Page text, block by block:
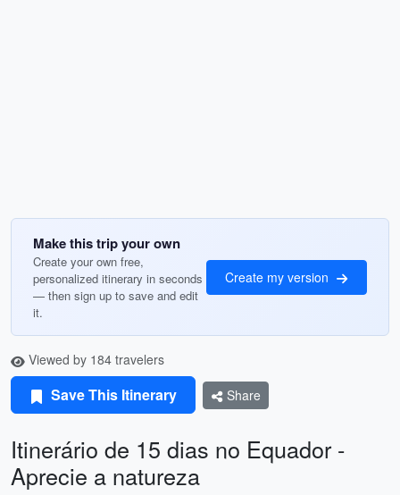
Make this trip your own
Create your own free,
personalized itinerary in seconds
— then sign up to save and edit
it.
Create my version
Viewed by 184 travelers
Save This Itinerary Share
Itinerário de 15 dias no Equador -
Aprecie a natureza